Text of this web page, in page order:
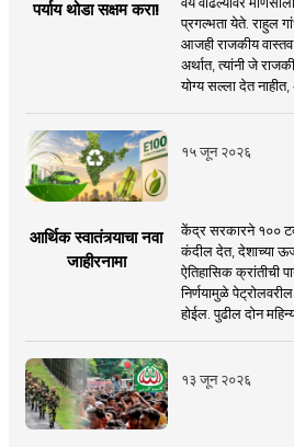
पर्याय थोडा सक्षम करा!
प्रगल्भता येते. राहुल
आजही राजकीय
अर्थात, त्यांनी जे
योग्य सल्ला देत नाहीत,
१५ जून २०२६
आर्थिक स्वातंत्र्याचा नवा
जाहीरनामा
केंद्र सरकारने १००
कंदील देत, देशाच्या
ऐतिहासिक क्रांतीची
निर्णयामुळे
होईल. पुढील दोन
१३ जून २०२६